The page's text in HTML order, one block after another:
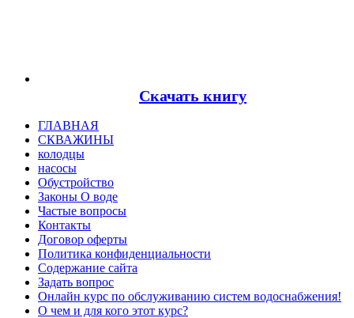
Скачать книгу
ГЛАВНАЯ
СКВАЖИНЫ
колодцы
насосы
Обустройство
Законы О воде
Частые вопросы
Контакты
Договор оферты
Политика конфиденциальности
Содержание сайта
Задать вопрос
Онлайн курс по обслуживанию систем водоснабжения!
О чем и для кого этот курс?